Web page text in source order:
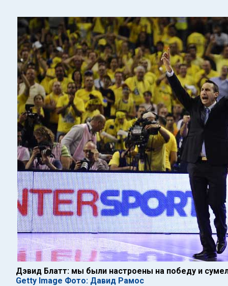
Дэвид Блатт: мы были настроены на победу и
Getty Image Фото: Давид Рамос